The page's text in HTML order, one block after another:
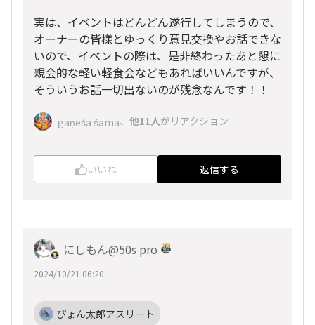
実は、イベントはどんどん遂行してしまうので、
オーナーの皆様とゆっくり意見交換やお話できな
いので、イベントの際は、是非終わったあと懇に
親会的な軽い軽食会などもあればいいんですが、
そういうお話一切出ないのが残念なんです！！
gaṇeśa śama、 他11人がリアクション
いいね 返信する
にしもん@50s pro
2024/10/21 06:20
ぴょん太郎アスリート